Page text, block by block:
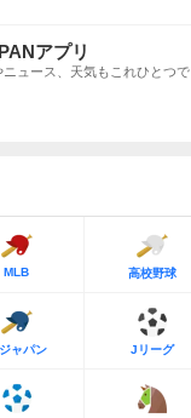
アプリ
ニュース、天気もこれひとつで
MLB 高校野球
ャパン Jリーグ